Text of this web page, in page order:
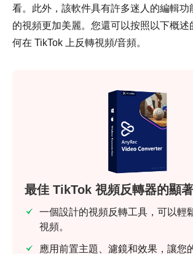
看。此外，該軟件具有許多迷人的編輯功
的視頻更加美麗。您還可以按照以下概述
何在 TikTok 上反轉視頻/音頻。
最佳 TikTok 視頻反轉器的顯著
一個設計的視頻反轉工具，可以輕
視頻。
應用前置主題、濾鏡和效果，讓您